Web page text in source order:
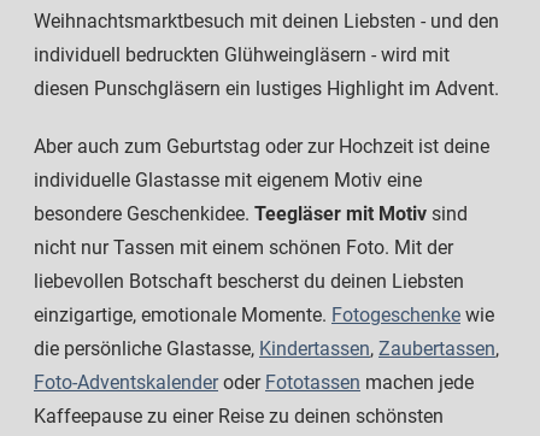
Weihnachtsmarktbesuch mit deinen Liebsten - und den
individuell bedruckten Glühweingläsern - wird mit
diesen Punschgläsern ein lustiges Highlight im Advent.
Aber auch zum Geburtstag oder zur Hochzeit ist deine
individuelle Glastasse mit eigenem Motiv eine
besondere Geschenkidee. Teegläser mit Motiv sind
nicht nur Tassen mit einem schönen Foto. Mit der
liebevollen Botschaft bescherst du deinen Liebsten
einzigartige, emotionale Momente. Fotogeschenke wie
die persönliche Glastasse, Kindertassen, Zaubertassen,
Foto-Adventskalenderoder Fototassen machen jede
Kaffeepause zu einer Reise zu deinen schönsten